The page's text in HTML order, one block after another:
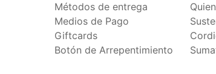
Métodos de entrega
Medios de Pago
Giftcards
Botón de Arrepentimiento